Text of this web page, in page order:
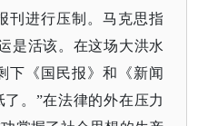
刊进行压制。马克思指
是活该。在这场大洪水
下《国民报》和《新闻
。”在法律的外在压力